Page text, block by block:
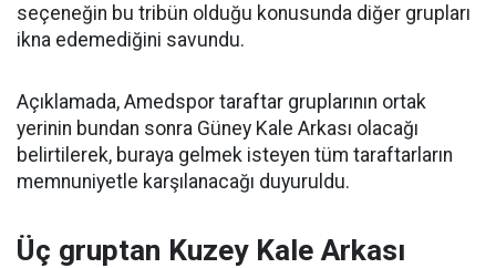
seçeneğin bu tribün olduğu konusunda diğer grupları
ikna edemediğini savundu.
Açıklamada, Amedspor taraftar gruplarının ortak
yerinin bundan sonra Güney Kale Arkası olacağı
belirtilerek, buraya gelmek isteyen tüm taraftarların
memnuniyetle karşılanacağı duyuruldu.
Üç gruptan Kuzey Kale Arkası